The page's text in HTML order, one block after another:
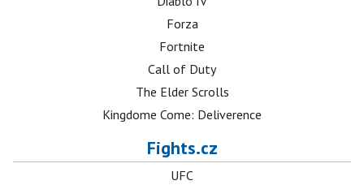
Forza
Fortnite
Call of Duty
The Elder Scrolls
Kingdome Come: Deliverence
Fights.cz
UFC